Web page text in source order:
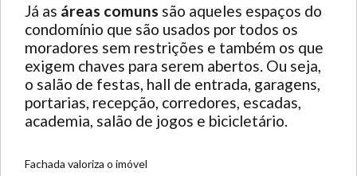
Já as áreas comuns são aqueles espaços do
condomínio que são usados por todos os
moradores sem restrições e também os que
exigem chaves para serem abertos. Ou seja,
o salão de festas, hall de entrada, garagens,
portarias, recepção, corredores, escadas,
academia, salão de jogos e bicicletário.
Fachada valoriza o imóvel